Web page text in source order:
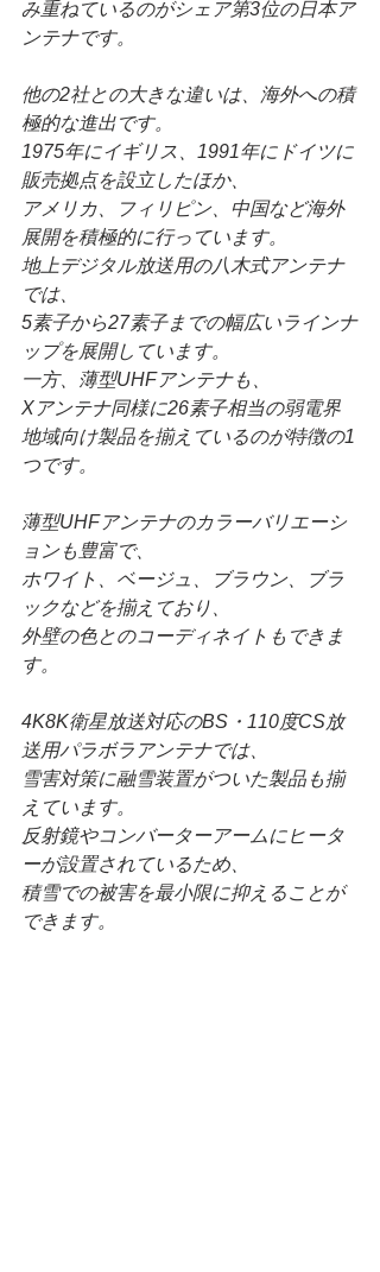
み重ねているのがシェア第3位の日本ア
ンテナです。
他の2社との大きな違いは、海外への積
極的な進出です。
1975年にイギリス、1991年にドイツに
販売拠点を設立したほか、
アメリカ、フィリピン、中国など海外
展開を積極的に行っています。
地上デジタル放送用の八木式アンテナ
では、
5素子から27素子までの幅広いラインナ
ップを展開しています。
一方、薄型UHFアンテナも、
Xアンテナ同様に26素子相当の弱電界
地域向け製品を揃えているのが特徴の1
つです。
薄型UHFアンテナのカラーバリエーシ
ョンも豊富で、
ホワイト、ベージュ、ブラウン、ブラ
ックなどを揃えており、
外壁の色とのコーディネイトもできま
す。
4K8K衛星放送対応のBS・110度CS放
送用パラボラアンテナでは、
雪害対策に融雪装置がついた製品も揃
えています。
反射鏡やコンバーターアームにヒータ
ーが設置されているため、
積雪での被害を最小限に抑えることが
できます。